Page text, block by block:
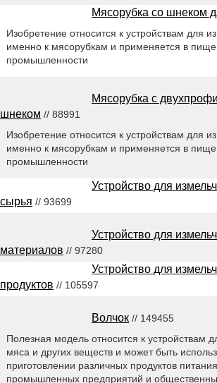
Мясорубка со шнеком
Изобретение относится к устройствам для
именно к мясорубкам и применяется в
промышленности
Мясорубка с
шнеком // 88991
Изобретение относится к устройствам для
именно к мясорубкам и применяется в
промышленности
Устройство для
сырья // 93699
Устройство для
материалов // 97280
Устройство для
продуктов // 105597
Волчок // 149455
Полезная модель относится к устройствам
мяса и других веществ и может быть
приготовлении различных продуктов
промышленных предприятий и